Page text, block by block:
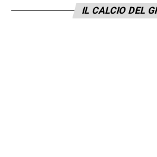
IL CALCIO DEL